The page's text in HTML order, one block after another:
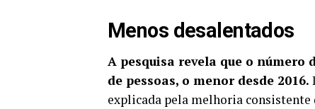
Menos desalentados
A pesquisa revela que o
de pessoas, o menor desde 2016.
explicada pela melhoria consistente